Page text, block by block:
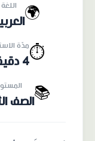
🌍 اللغة
⏱️مدّة
4 دقيقة
📚
الصف